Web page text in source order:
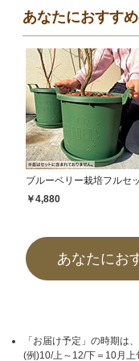
あなたにおすす
ブルーベリー栽培フルセ
￥4,880
あなたにお
「お届け予定」の時期は
(例)10/上～12/下＝10月